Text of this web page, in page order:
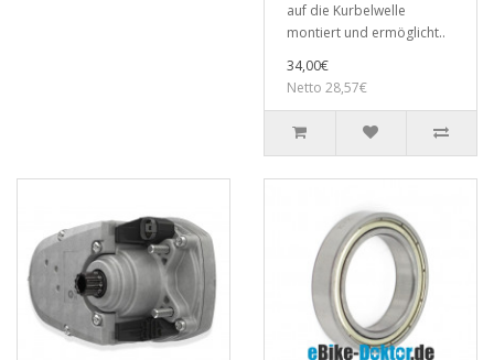
auf die Kurbelwelle
montiert und ermöglicht..
34,00€
Netto 28,57€